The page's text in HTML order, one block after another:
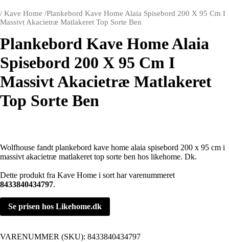
/ Kave Home /Plankebord Kave Home Alaia Spisebord 200 X 95 Cm I
Massivt Akacietræ Matlakeret Top Sorte Ben
Plankebord Kave Home Alaia
Spisebord 200 X 95 Cm I
Massivt Akacietræ Matlakeret
Top Sorte Ben
Wolfhouse fandt plankebord kave home alaia spisebord 200 x 95 cm i
massivt akacietræ matlakeret top sorte ben hos likehome. Dk.
Dette produkt fra Kave Home i sort har varenummeret
8433840434797.
Se prisen hos Likehome.dk
VARENUMMER (SKU): 8433840434797